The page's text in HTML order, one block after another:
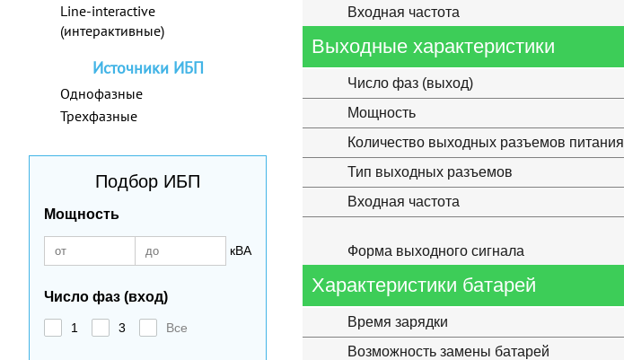
Line-interactive
(интерактивные)
Источники ИБП
Однофазные
Трехфазные
Подбор ИБП
Мощность
кВА
Число фаз (вход)
1 3 Все
Входная частота
Выходные характеристики
Число фаз (выход)
Мощность
Количество выходных разъемов питания
Тип выходных разъемов
Входная частота
Форма выходного сигнала
Характеристики батарей
Время зарядки
Возможность замены батарей